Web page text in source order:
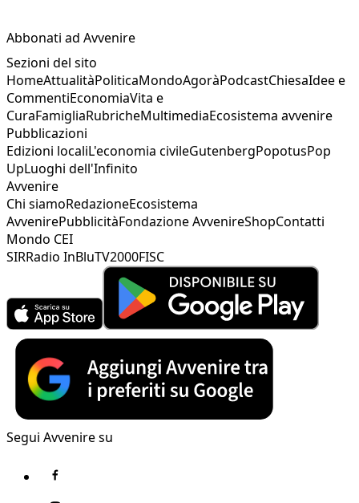
Abbonati ad Avvenire
Sezioni del sito
HomeAttualitàPoliticaMondoAgoràPodcastChiesaIdee e
CommentiEconomiaVita e
CuraFamigliaRubricheMultimediaEcosistema avvenire
Pubblicazioni
Edizioni localiL'economia civileGutenbergPopotusPop
UpLuoghi dell'Infinito
Avvenire
Chi siamoRedazioneEcosistema
AvvenirePubblicitàFondazione AvvenireShopContatti
Mondo CEI
SIRRadio InBluTV2000FISC
Segui Avvenire su